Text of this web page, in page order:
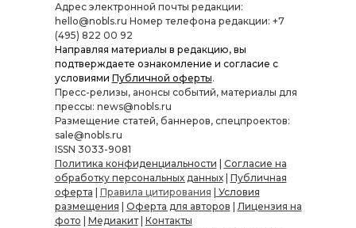
Адрес электронной почты редакции:
hello@nobls.ru Номер телефона редакции: +7
(495) 822 00 92
Направляя материалы в редакцию, вы
подтверждаете ознакомление и согласие с
условиями Публичной оферты.
Пресс-релизы, анонсы событий, материалы для
прессы: news@nobls.ru
Размещение статей, баннеров, спецпроектов:
sale@nobls.ru
ISSN 3033-9081
Политика конфиденциальности
Согласие на
обработку персональных данных| Публичная
оферта
Правила цитирования
Условия
размещения
Оферта для авторов |Лицензия на
фото
Медиакит| Контакты